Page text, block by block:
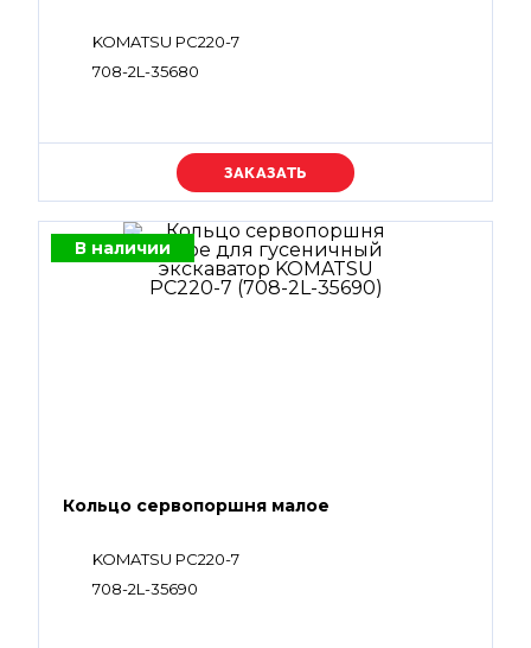
KOMATSU PC220-7
708-2L-35680
Уточняйте цену
В наличии
Кольцо сервопоршня малое
KOMATSU PC220-7
708-2L-35690